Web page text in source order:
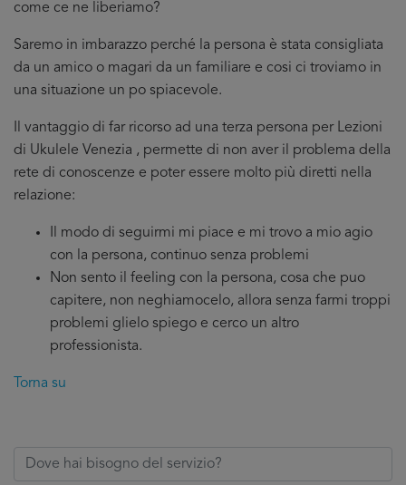
come ce ne liberiamo?
Saremo in imbarazzo perché la persona è stata consigliata
da un amico o magari da un familiare e cosi ci troviamo in
una situazione un po spiacevole.
Il vantaggio di far ricorso ad una terza persona per Lezioni
di Ukulele Venezia , permette di non aver il problema della
rete di conoscenze e poter essere molto più diretti nella
relazione:
Il modo di seguirmi mi piace e mi trovo a mio agio
con la persona, continuo senza problemi
Non sento il feeling con la persona, cosa che puo
capitere, non neghiamocelo, allora senza farmi troppi
problemi glielo spiego e cerco un altro
professionista.
Torna su